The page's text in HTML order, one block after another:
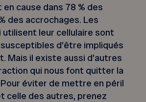
cause dans 78 % des
des accrochages. Les
leur cellulaire sont
d’être impliqués
Mais il existe aussi d’autres
qui nous font quitter la
éviter de mettre en péril
celle des autres, prenez